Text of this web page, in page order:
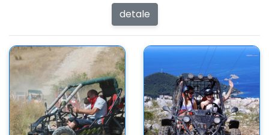
detale